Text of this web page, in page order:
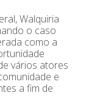
Walquiria
o caso
como a
vários atores
e
a fim de